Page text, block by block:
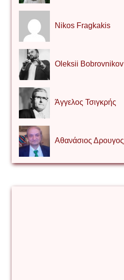
Nikos Fragkakis
Oleksii Bobrovnikov
Άγγελος Τσιγκρής
Αθανάσιος Δρουγος